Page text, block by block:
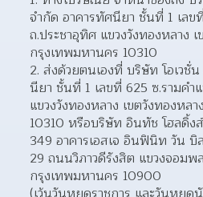
จำกัด อาคารทัศนียา ชั้นที่ 1 เลข
ถ.ประชาอุทิศ แขวงวังทองหลาง
กรุงเทพมหานคร 10310
ส่งด้วยตนเองที่ บริษัท โอเวชั่
นียา ชั้นที่ 1 เลขที่ 625 ซ.รามคำ
แขวงวังทองหลาง เขตวังทองหล
10310 หรือบริษัท อินทัช โฮลดิ้ง
349 อาคารเอสเจ อินฟินิท วัน
29 ถนนวิภาวดีรังสิต แขวงจอมพ
กรุงเทพมหานคร 10900